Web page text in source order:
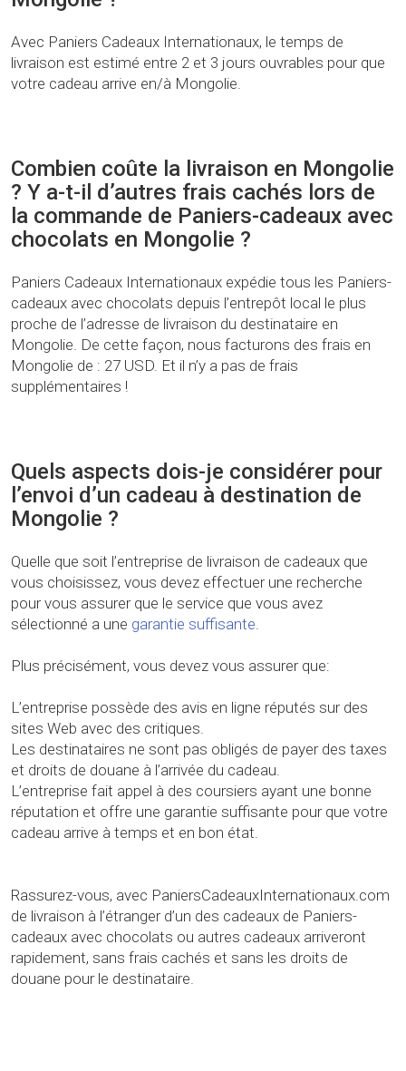
Avec Paniers Cadeaux Internationaux, le temps de
livraison est estimé entre 2 et 3 jours ouvrables pour que
votre cadeau arrive en/à Mongolie.
Combien coûte la livraison en Mongolie
? Y a-t-il d’autres frais cachés lors de
la commande de Paniers-cadeaux avec
chocolats en Mongolie ?
Paniers Cadeaux Internationaux expédie tous les Paniers-
cadeaux avec chocolats depuis l’entrepôt local le plus
proche de l’adresse de livraison du destinataire en
Mongolie. De cette façon, nous facturons des frais en
Mongolie de : 27 USD. Et il n’y a pas de frais
supplémentaires !
Quels aspects dois-je considérer pour
l’envoi d’un cadeau à destination de
Mongolie ?
Quelle que soit l’entreprise de livraison de cadeaux que
vous choisissez, vous devez effectuer une recherche
pour vous assurer que le service que vous avez
sélectionné a une garantie suffisante.
Plus précisément, vous devez vous assurer que:
L’entreprise possède des avis en ligne réputés sur des
sites Web avec des critiques.
Les destinataires ne sont pas obligés de payer des taxes
et droits de douane à l’arrivée du cadeau.
L’entreprise fait appel à des coursiers ayant une bonne
réputation et offre une garantie suffisante pour que votre
cadeau arrive à temps et en bon état.
Rassurez-vous, avec PaniersCadeauxInternationaux.com
de livraison à l’étranger d’un des cadeaux de Paniers-
cadeaux avec chocolats ou autres cadeaux arriveront
rapidement, sans frais cachés et sans les droits de
douane pour le destinataire.